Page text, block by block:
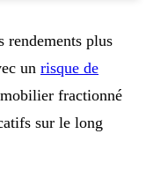
plus
un risque de
fractionné
sur le long